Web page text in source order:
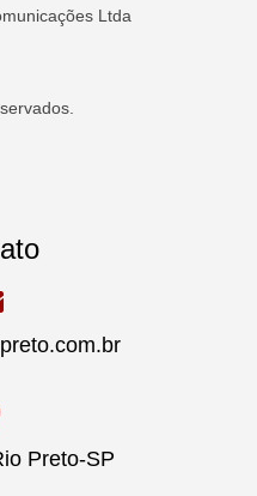
Ltda
Preto-SP